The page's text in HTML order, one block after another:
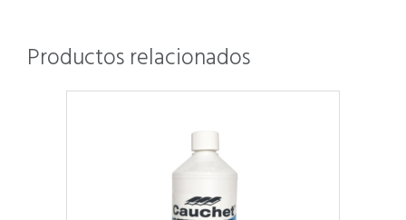
Productos relacionados